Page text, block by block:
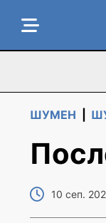
ШУМЕН
10 сеп.